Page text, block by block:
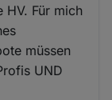
HV. Für mich
müssen
UND